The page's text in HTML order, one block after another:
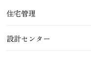
住宅管理
設計センター